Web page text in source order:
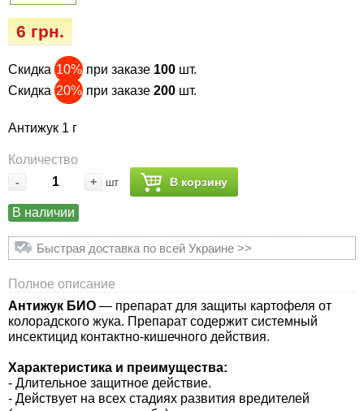
6 грн.
Скидка 10% при заказе 100 шт.
Скидка 20% при заказе200 шт.
Антижук 1 г
Количество
- + шт В корзину
В наличии
Быстрая доставка по всей Украине >>
Полное описание
Антижук БИО — препарат для защиты картофеля от
колорадского жука. Препарат содержит системный
инсектицид контактно-кишечного действия.
Характеристика и преимущества:
- Длительное защитное действие.
- Действует на всех стадиях развития вредителей
Семена перца
Семена петрушки
Семена пряных трав
Семена редиса
Семена редьки
Семена салата
Семена свеклы
Семена сельдерея
Семена сидератов
Удобрения «Сударушка», «Рязаночка»
Удобрения «Чистый лист» кристаллические
100 г
Удобрения «Чистый лист» кристаллические
Удобрения «Чистый лист» в палочках
Удобрения «Чистый лист» Успех
Опрыскиватели
Горшки для цветов, кашпо
Перчатки
Тенты
Средства защиты от колорадского жука
Средства защиты от тараканов, прусаков,
Средства защиты от комаров, москитов,
клещей, ос, мошек, слепней
Средства защиты от мух